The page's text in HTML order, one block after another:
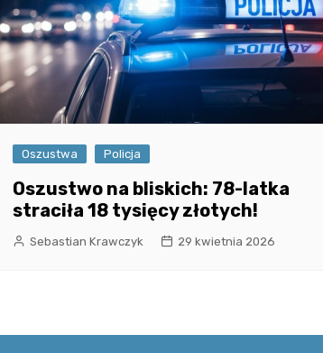
Oszustwa Policja
Oszustwo na bliskich: 78-latka
straciła 18 tysięcy złotych!
Sebastian Krawczyk 29 kwietnia 2026